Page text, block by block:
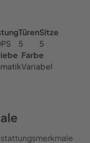
PS
Türen
5
Sitze
5
Farbe
Variabel